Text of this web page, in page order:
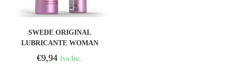
SWEDE ORIGINAL
LUBRICANTE WOMAN
SENSITIVE 60 ML
€9,94 Iva Inc.